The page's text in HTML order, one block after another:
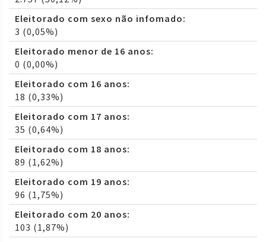
Eleitorado com sexo não infomado:
3 (0,05%)
Eleitorado menor de 16 anos:
0 (0,00%)
Eleitorado com 16 anos:
18 (0,33%)
Eleitorado com 17 anos:
35 (0,64%)
Eleitorado com 18 anos:
89 (1,62%)
Eleitorado com 19 anos:
96 (1,75%)
Eleitorado com 20 anos:
103 (1,87%)